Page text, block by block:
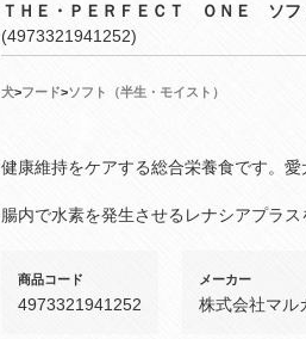
ＴＨＥ・ＰＥＲＦＥＣＴ ＯＮＥ ソ
(4973321941252)
犬>フード>ソフト（半生・モイスト）
健康維持をケアする総合栄養食です。愛
腸内で水素を発生させるレナシアプラ
商品コード
4973321941252
メーカー
株式会社マル